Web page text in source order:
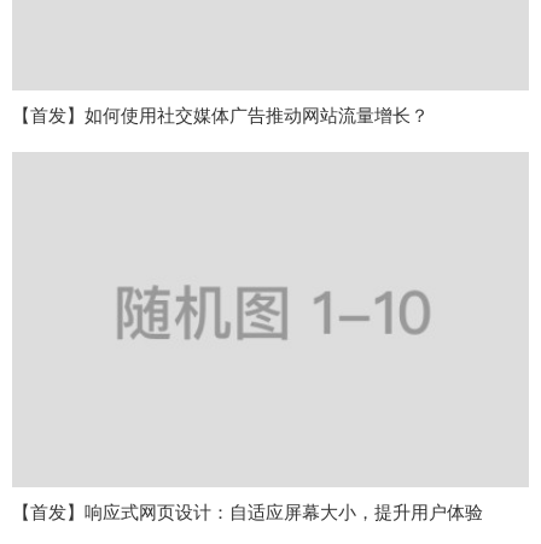
【首发】如何使用社交媒体广告推动网站流量增长？
【首发】响应式网页设计：自适应屏幕大小，提升用户体验